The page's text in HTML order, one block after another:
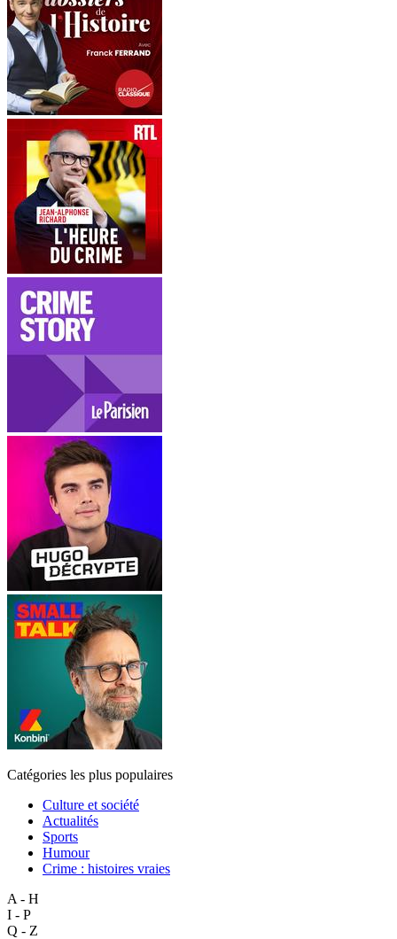
Catégories les plus populaires
Culture et société
Actualités
Sports
Humour
Crime : histoires vraies
A - H
I - P
Q - Z